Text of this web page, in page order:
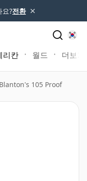
요?전환 ×
리칸 월드 더보기
Blanton's 105 Proof